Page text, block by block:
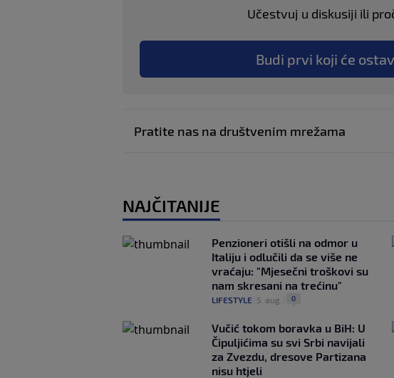
Učestvuj u diskusiji ili
Budi prvi koji će
Pratite nas na društvenim mrežama
NAJČITANIJE
Penzioneri otišli na odmor u
Italiju i odlučili da se više ne
vraćaju: "Mjesečni troškovi su
nam skresani na trećinu"
LIFESTYLE 5. aug. 0
Vučić tokom boravka u BiH: U
Čipuljićima su svi Srbi navijali
za Zvezdu, dresove Partizana
nisu htjeli